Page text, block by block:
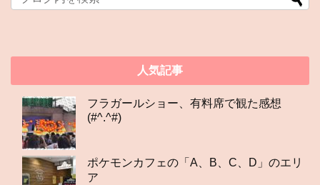
人気記事
フラガールショー、有料席で観た感想
(#^.^#)
ポケモンカフェの「A、B、C、D」のエリ
ア